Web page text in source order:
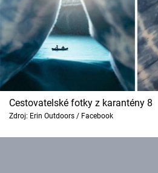
Cestovatelské fotky z karantény 8
Zdroj: Erin Outdoors / Facebook